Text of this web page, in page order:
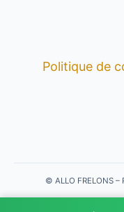
Politique de
© ALLO FRELONS